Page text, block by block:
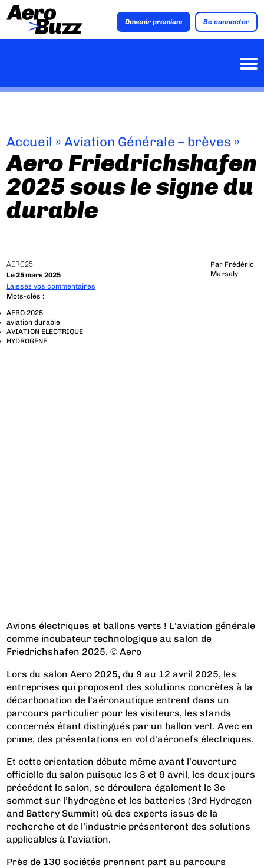
Devenir premium Se connecter
Accueil »Aviation Générale – brèves »
Aero Friedrichshafen
2025 sous le signe du
durable
AERO25
Le 25 mars 2025
Par Frédéric
Marsaly
Laissez vos commentaires
Mots-clés :
AERO 2025
aviation durable
AVIATION ELECTRIQUE
HYDROGENE
Avions électriques et ballons verts ! L'aviation générale
comme incubateur technologique au salon de
Friedrichshafen 2025. © Aero
Lors du salon Aero 2025, du 9 au 12 avril 2025, les
entreprises qui proposent des solutions concrètes à la
décarbonation de l'aéronautique entrent dans un
parcours particulier pour les visiteurs, les stands
concernés étant distingués par un ballon vert. Avec en
prime, des présentations en vol d'aéronefs électriques.
Et cette orientation débute même avant l’ouverture
officielle du salon puisque les 8 et 9 avril, les deux jours
précédent le salon, se déroulera également le 3e
sommet sur l’hydrogène et les batteries (3rd Hydrogen
and Battery Summit) où des experts issus de la
recherche et de l’industrie présenteront des solutions
applicables à l’aviation.
Près de 130 sociétés prennent part au parcours